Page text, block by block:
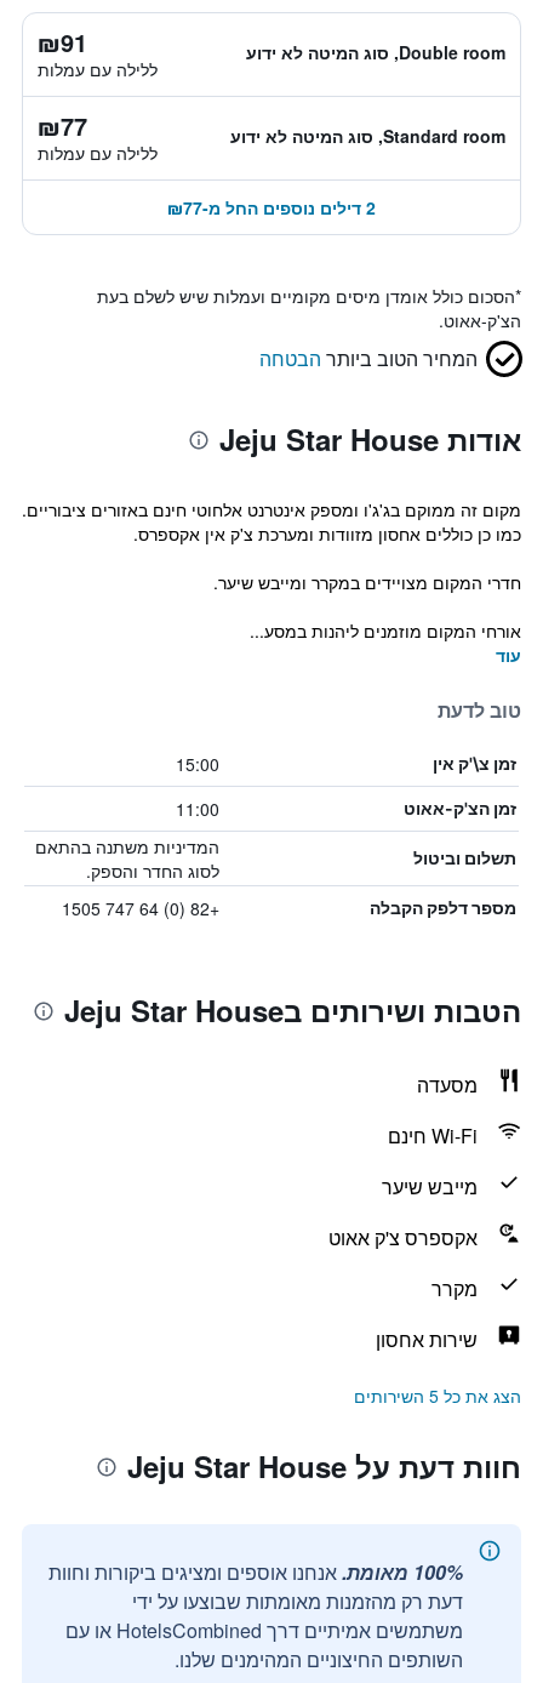
Double room, סוג המיטה לא ידוע ₪91
ללילה עם עמלות
Standard room, סוג המיטה לא ידוע ₪77
ללילה עם עמלות
2 דילים נוספים החל מ-₪77
*הסכום כולל אומדן מיסים מקומיים ועמלות שיש לשלם בעת
הצ'ק-אאוט.
המחיר הטוב ביותר הבטחה
אודות Jeju Star House
מקום זה ממוקם בג'ג'ו ומספק אינטרנט אלחוטי חינם באזורים ציבוריים.
כמו כן כוללים אחסון מזוודות ומערכת צ'ק אין אקספרס.
חדרי המקום מצויידים במקרר ומייבש שיער.
אורחי המקום מוזמנים ליהנות במסע...
עוד
טוב לדעת
זמן צ\'ק אין 15:00
זמן הצ'ק-אאוט 11:00
תשלום וביטול
המדיניות משתנה בהתאם
לסוג החדר והספק.
מספר דלפק הקבלה +82 (0) 64 747 1505
הטבות ושירותים בJeju Star House
מסעדה
Wi-Fi חינם
מייבש שיער
אקספרס צ'ק אאוט
מקרר
שירות אחסון
הצג את כל 5 השירותים
חוות דעת על Jeju Star House
100% מאומת.
אנחנו אוספים ומציגים ביקורות וחוות
דעת רק מהזמנות מאומתות שבוצעו על ידי
משתמשים אמיתיים דרך HotelsCombined או עם
השותפים החיצוניים המהימנים שלנו.